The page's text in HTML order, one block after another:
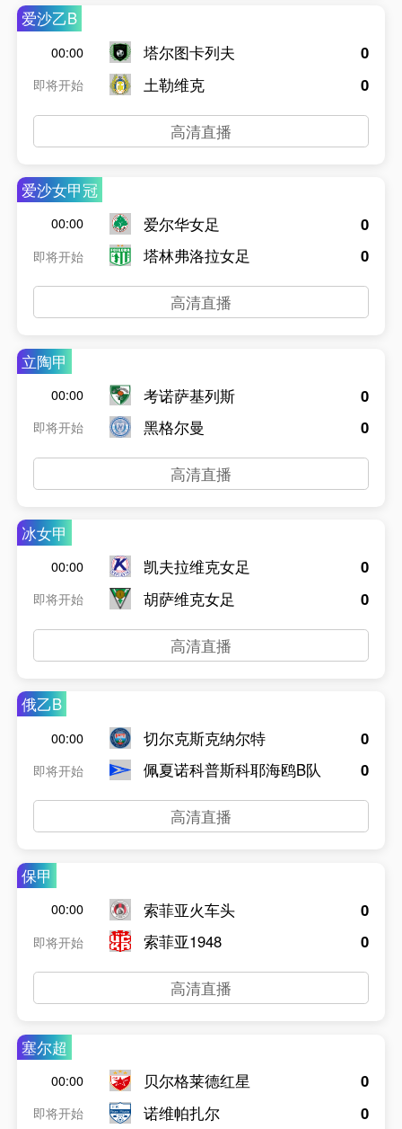
爱沙乙B
00:00
即将开始
塔尔图卡列夫
土勒维克
0
0
高清直播
爱沙女甲冠
00:00
即将开始
爱尔华女足
塔林弗洛拉女足
0
0
高清直播
立陶甲
00:00
即将开始
考诺萨基列斯
黑格尔曼
0
0
高清直播
冰女甲
00:00
即将开始
凯夫拉维克女足
胡萨维克女足
0
0
高清直播
俄乙B
00:00
即将开始
切尔克斯克纳尔特
佩夏诺科普斯科耶海鸥B队
0
0
高清直播
保甲
00:00
即将开始
索菲亚火车头
索菲亚1948
0
0
高清直播
塞尔超
00:00
即将开始
贝尔格莱德红星
诺维帕扎尔
0
0